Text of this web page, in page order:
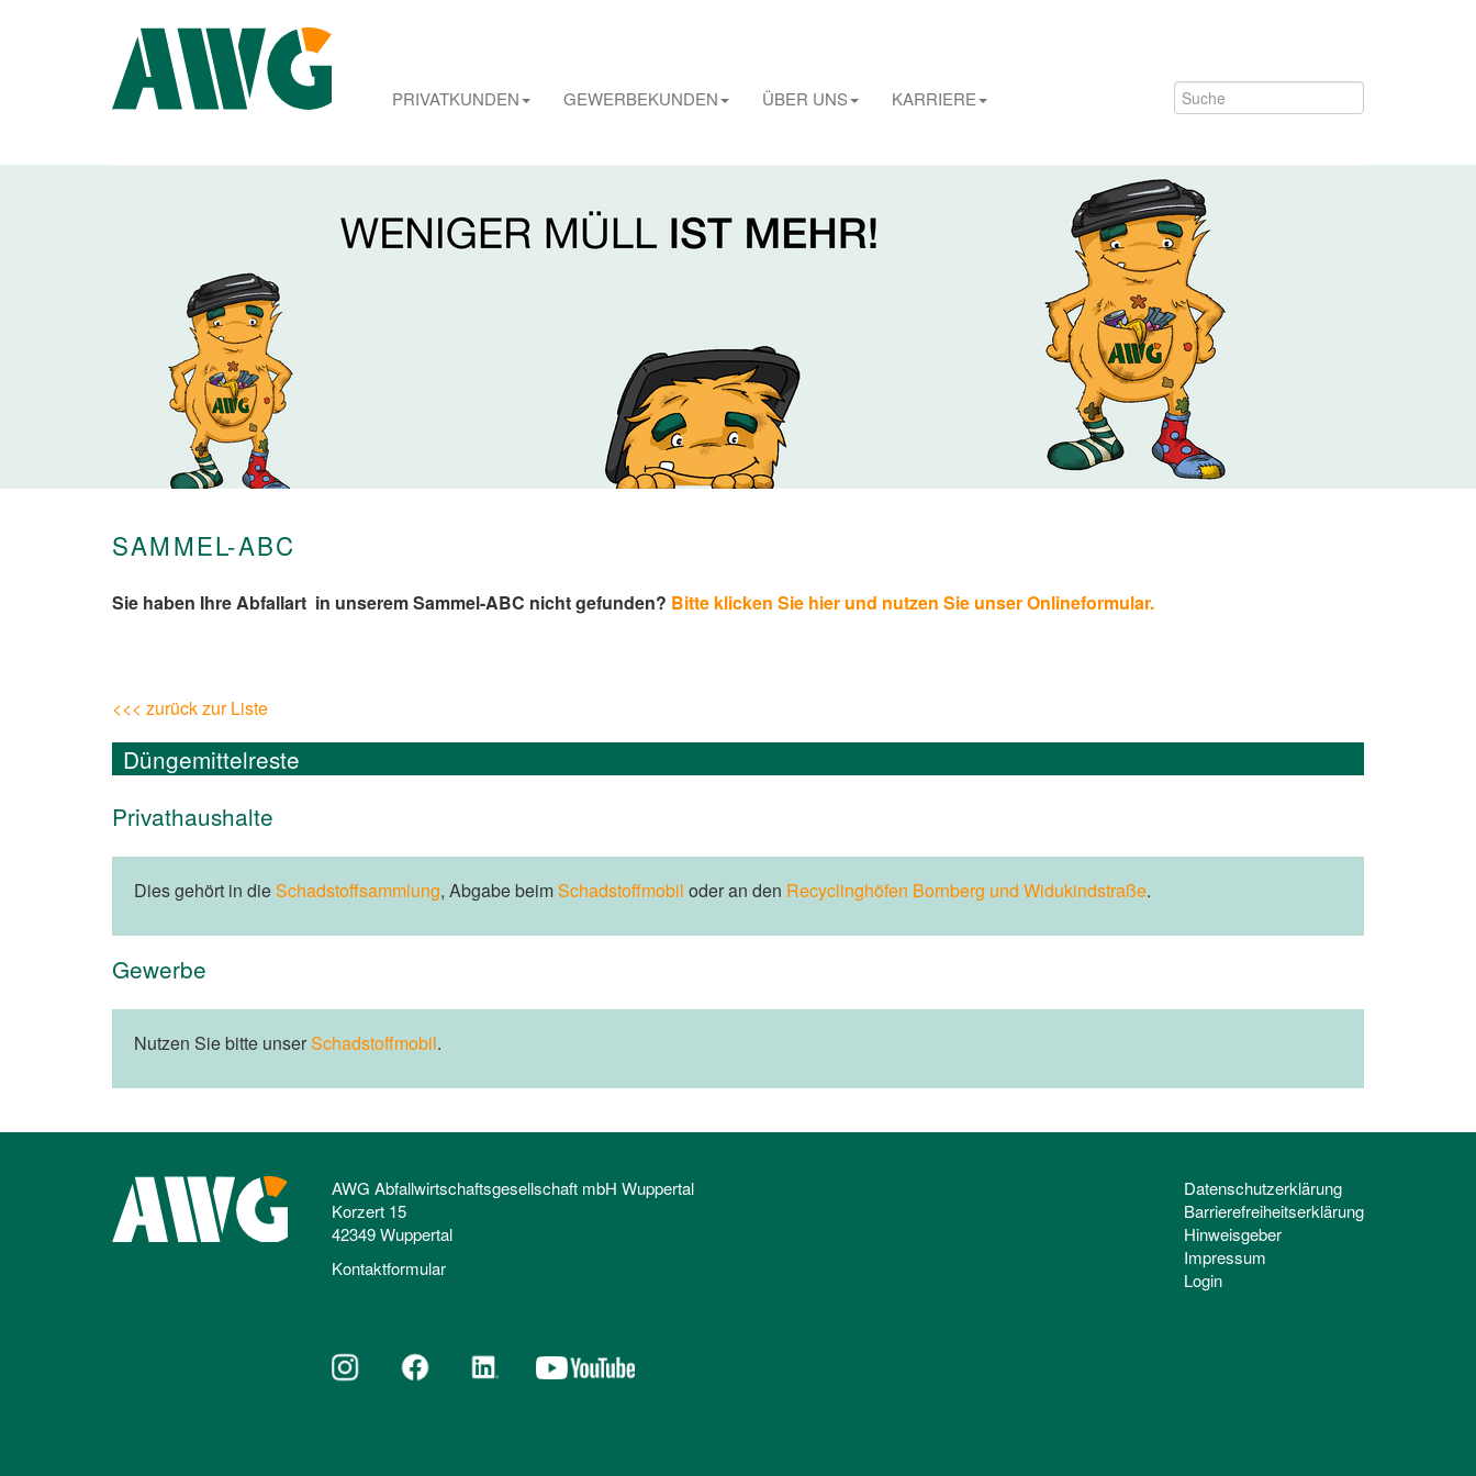
PRIVATKUNDEN GEWERBEKUNDEN ÜBER UNS KARRIERE
SAMMEL-ABC
Sie haben Ihre Abfallart in unserem Sammel-ABC nicht gefunden? Bitte klicken Sie hier und nutzen Sie unser Onlineformular.
<<< zurück zur Liste
Düngemittelreste
Privathaushalte
Dies gehört in dieSchadstoffsammlung, Abgabe beimSchadstoffmobil oder an den Recyclinghöfen Bornberg und Widukindstraße.
Gewerbe
Nutzen Sie bitte unserSchadstoffmobil.
AWG Abfallwirtschaftsgesellschaft mbH Wuppertal
Korzert 15
42349 Wuppertal
Kontaktformular
Datenschutzerklärung
Barrierefreiheitserklärung
Hinweisgeber
Impressum
Login